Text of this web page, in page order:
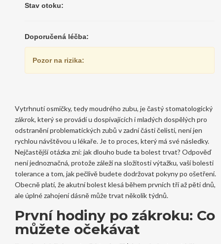
Stav otoku:
Doporučená léčba:
Pozor na rizika:
Vytrhnutí osmičky, tedymoudrého zubu, ječastý stomatologický
zákrok, který se provádí u dospívajících i mladých dospělých pro
odstranění problematických zubů v zadní části čelisti, není jen
rychlou návštěvou u lékaře. Je to proces, který má své následky.
Nejčastější otázka zní: jak dlouho bude ta bolest trvat? Odpověď
není jednoznačná, protože záleží na složitosti výtažku, vaší bolesti
tolerance a tom, jak pečlivě budete dodržovat pokyny po ošetření.
Obecně platí, že akutní bolest klesá během prvních tří až pěti dnů,
ale úplné zahojení dásně může trvat několik týdnů.
První hodiny po zákroku: Co
můžete očekávat